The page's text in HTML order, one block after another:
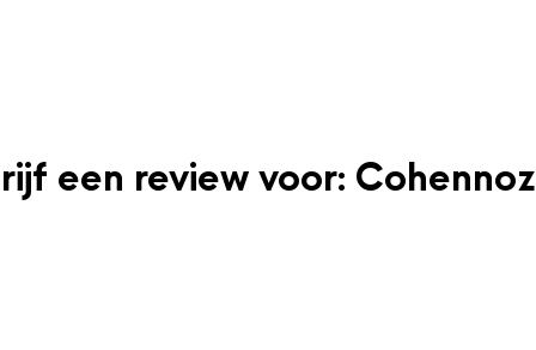
een review voor: Cohennoz